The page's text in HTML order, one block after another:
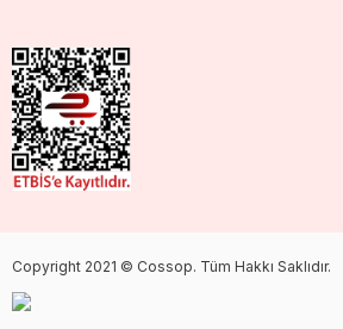
Copyright 2021 © Cossop. Tüm Hakkı Saklıdır.